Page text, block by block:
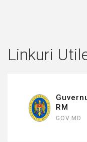
Linkuri
RM
GOV.MD